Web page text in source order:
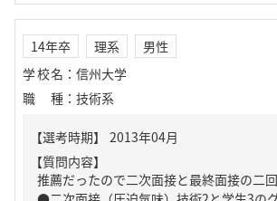
14年卒 理系
男性
学校名 ： 信州大学
職種 ： 技術系
【質問内容】
推薦だったので二次面接と最終面接の二回